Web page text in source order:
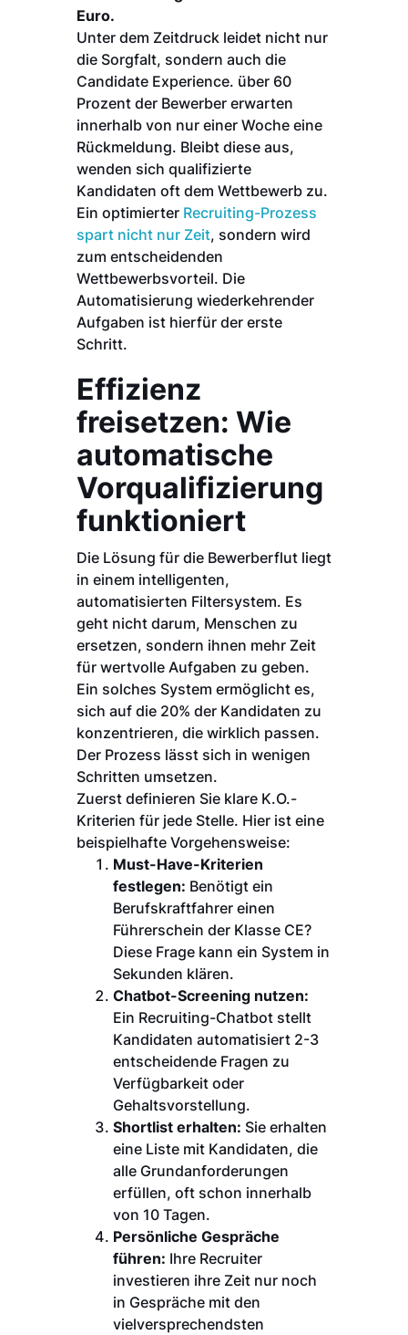
Euro.
Unter dem Zeitdruck leidet nicht nur
die Sorgfalt, sondern auch die
Candidate Experience. über 60
Prozent der Bewerber erwarten
innerhalb von nur einer Woche eine
Rückmeldung. Bleibt diese aus,
wenden sich qualifizierte
Kandidaten oft dem Wettbewerb zu.
Ein optimierter Recruiting-Prozess
spart nicht nur Zeit, sondern wird
zum entscheidenden
Wettbewerbsvorteil. Die
Automatisierung wiederkehrender
Aufgaben ist hierfür der erste
Schritt.
Effizienz
freisetzen: Wie
automatische
Vorqualifizierung
funktioniert
Die Lösung für die Bewerberflut liegt
in einem intelligenten,
automatisierten Filtersystem. Es
geht nicht darum, Menschen zu
ersetzen, sondern ihnen mehr Zeit
für wertvolle Aufgaben zu geben.
Ein solches System ermöglicht es,
sich auf die 20% der Kandidaten zu
konzentrieren, die wirklich passen.
Der Prozess lässt sich in wenigen
Schritten umsetzen.
Zuerst definieren Sie klare K.O.-
Kriterien für jede Stelle. Hier ist eine
beispielhafte Vorgehensweise:
Must-Have-Kriterien
festlegen: Benötigt ein
Berufskraftfahrer einen
Führerschein der Klasse CE?
Diese Frage kann ein System in
Sekunden klären.
Chatbot-Screening nutzen:
Ein Recruiting-Chatbot stellt
Kandidaten automatisiert 2-3
entscheidende Fragen zu
Verfügbarkeit oder
Gehaltsvorstellung.
Shortlist erhalten: Sie erhalten
eine Liste mit Kandidaten, die
alle Grundanforderungen
erfüllen, oft schon innerhalb
von 10 Tagen.
Persönliche Gespräche
führen: Ihre Recruiter
investieren ihre Zeit nur noch
in Gespräche mit den
vielversprechendsten